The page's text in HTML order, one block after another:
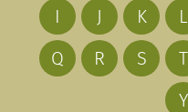
I
J K L
Q
R S T
Y